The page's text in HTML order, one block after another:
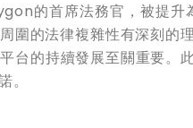
的首席法務官，被提升
圍的法律複雜性有深刻的
台的持續發展至關重要。
。